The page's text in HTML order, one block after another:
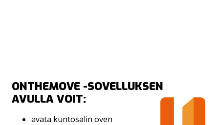
ONTHEMOVE -SOVELLUKSEN
AVULLA VOIT:
avata kuntosalin oven